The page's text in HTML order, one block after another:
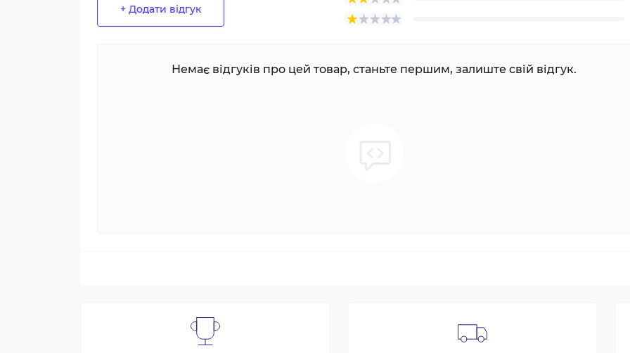
+ Додати відгук
Немає відгуків про цей товар, станьте першим, залиште свій відгук.